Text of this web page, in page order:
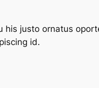
his justo ornatus
id.